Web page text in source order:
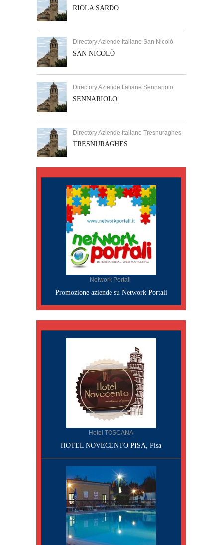
RIOLA SARDO
Directory Aziende Italiane San Nicolò
SAN NICOLÒ
Directory Aziende Italiane Sennariolo
SENNARIOLO
Directory Aziende Italiane Tresnuraghes
TRESNURAGHES
Network Portali
Promozione aziende su Network Portali
Hotel TOSCANA
HOTEL NOVECENTO PISA, Pisa